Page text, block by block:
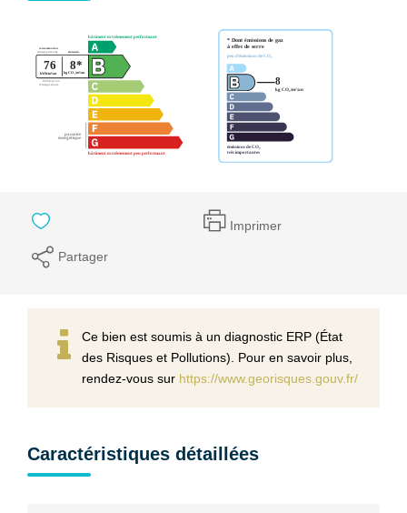
Imprimer
Partager
Ce bien est soumis à un diagnostic ERP (État
des Risques et Pollutions). Pour en savoir plus,
rendez-vous sur https://www.georisques.gouv.fr/
Caractéristiques détaillées